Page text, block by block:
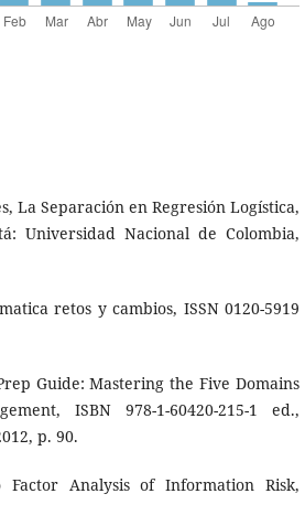
La Separación en Regresión Logística,
Universidad Nacional de Colombia,
retos y cambios, ISSN 0120-5919
Guide: Mastering the Five Domains
ISBN 978-1-60420-215-1 ed.,
p. 90.
Analysis of Information Risk,